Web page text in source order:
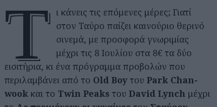
Τ
ι κάνεις τις επόμενες μέρες; Γιατί
στον Ταύρο παίζει καινούριο θερινό
σινεμά, με προσφορά γνωριμίας
μέχρι τις 8 Ιουλίου στα 8€ τα δύο
εισιτήρια, κι ένα πρόγραμμα προβολών που
περιλαμβάνει από το Old Boy του Park Chan-
wook και το Twin Peaks του David Lynch μέχρι